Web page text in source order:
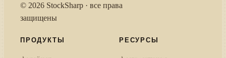
© 2026 StockSharp · все права
защищены
ПРОДУКТЫ РЕСУРСЫ